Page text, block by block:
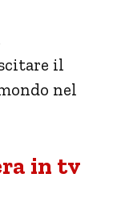
il
nel
in tv